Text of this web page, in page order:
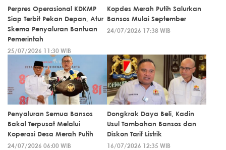
Perpres Operasional KDKMP
Siap Terbit Pekan Depan, Atur
Skema Penyaluran Bantuan
Pemerintah
25/07/2026 11:30 WIB
Kopdes Merah Putih Salurkan
Bansos Mulai September
24/07/2026 17:38 WIB
Penyaluran Semua Bansos
Bakal Terpusat Melalui
Koperasi Desa Merah Putih
24/07/2026 06:00 WIB
Dongkrak Daya Beli, Kadin
Usul Tambahan Bansos dan
Diskon Tarif Listrik
16/07/2026 12:35 WIB